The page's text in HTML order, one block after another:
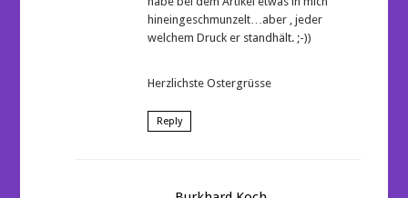
hineingeschmunzelt…aber , jeder
welchem Druck er standhält. ;-))
Herzlichste Ostergrüsse
Reply